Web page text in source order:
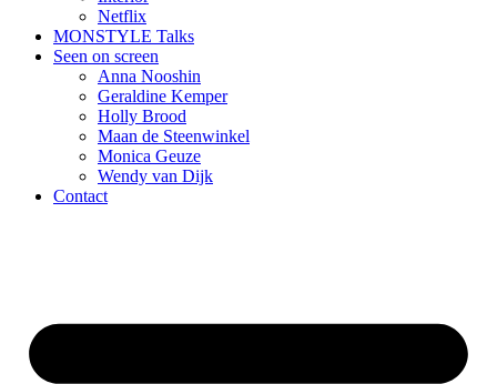
Netflix
MONSTYLE Talks
Seen on screen
Anna Nooshin
Geraldine Kemper
Holly Brood
Maan de Steenwinkel
Monica Geuze
Wendy van Dijk
Contact